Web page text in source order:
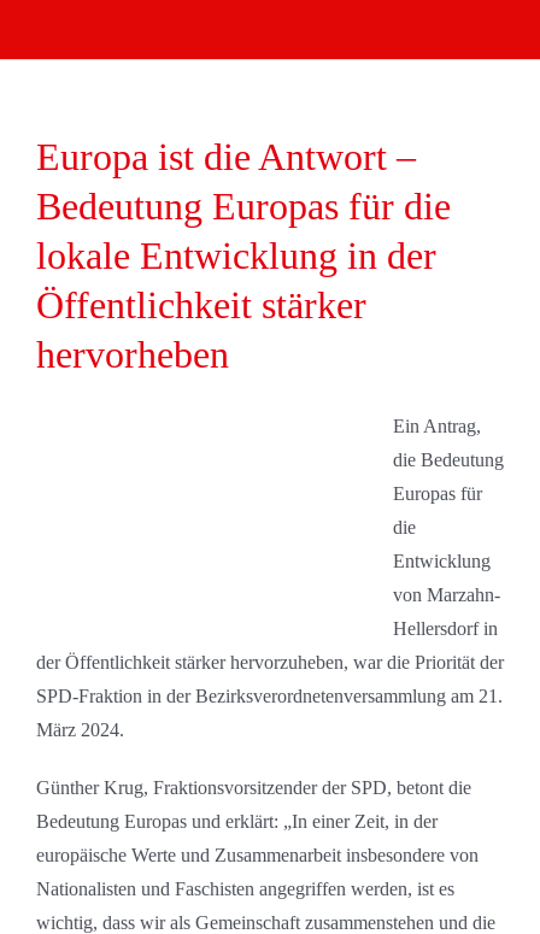
Europa ist die Antwort –
Bedeutung Europas für die
lokale Entwicklung in der
Öffentlichkeit stärker
hervorheben
Ein Antrag,
die Bedeutung
Europas für
die
Entwicklung
von Marzahn-
Hellersdorf in
der Öffentlichkeit stärker hervorzuheben, war die Priorität der
SPD-Fraktion in der Bezirksverordnetenversammlung am 21.
März 2024.
Günther Krug, Fraktionsvorsitzender der SPD, betont die
Bedeutung Europas und erklärt: „In einer Zeit, in der
europäische Werte und Zusammenarbeit insbesondere von
Nationalisten und Faschisten angegriffen werden, ist es
wichtig, dass wir als Gemeinschaft zusammenstehen und die